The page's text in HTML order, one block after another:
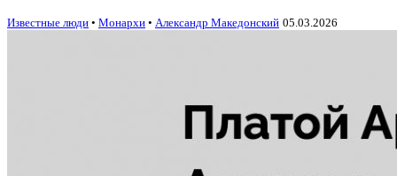
Известные люди • Монархи • Александр Македонский 05.03.2026